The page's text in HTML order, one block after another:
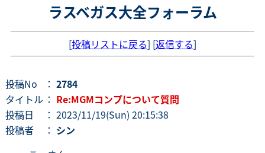
ラスベガス大全フォーラム
[投稿リストに戻る] [返信する]
投稿No ： 2784
タイトル ： Re:MGMコンプについて質問
投稿日
： 2023/11/19(Sun) 20:15:38
投稿者
： シン